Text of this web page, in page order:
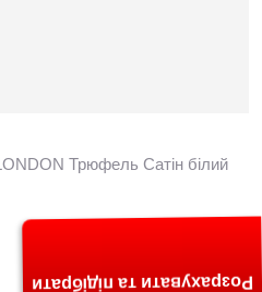
Трюфель Сатін білий
Розрахувати та підібрати